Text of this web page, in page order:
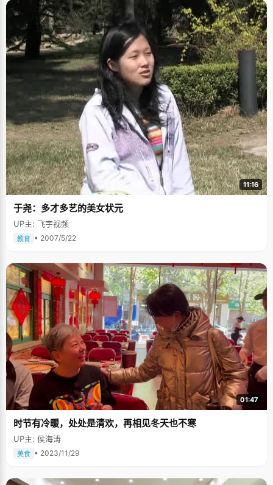
11:16
于尧：多才多艺的美女状元
UP主: 飞宇视频
教育 • 2007/5/22
01:47
时节有冷暖，处处是清欢，再相见冬天也不寒
UP主: 侯海涛
美食 • 2023/11/29